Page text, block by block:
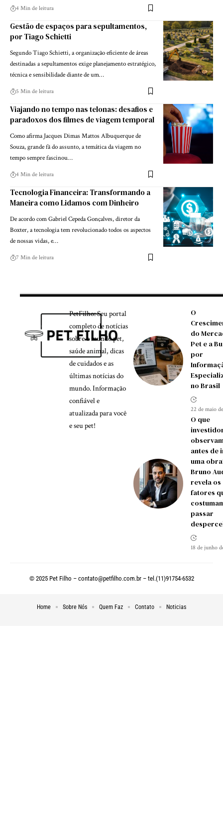
4 Min de leitura
Gestão de espaços para sepultamentos,
por Tiago Schietti
Segundo Tiago Schietti, a organização eficiente de áreas
destinadas a sepultamentos exige planejamento estratégico,
técnica e sensibilidade diante de um…
5 Min de leitura
Viajando no tempo nas telonas: desafios e
paradoxos dos filmes de viagem temporal
Como afirma Jacques Dimas Mattos Albuquerque de
Souza, grande fã do assunto, a temática da viagem no
tempo sempre fascinou…
4 Min de leitura
Tecnologia Financeira: Transformando a
Maneira como Lidamos com Dinheiro
De acordo com Gabriel Cepeda Gonçalves, diretor da
Boxter, a tecnologia tem revolucionado todos os aspectos
de nossas vidas, e…
7 Min de leitura
PetFilho: Seu portal
completo de notícias
sobre o mundo pet,
saúde animal, dicas
de cuidados e as
últimas notícias do
mundo. Informação
confiável e
atualizada para você
e seu pet!
O
do
Pet e a
por
no Brasil
22 de maio
O que
antes de
uma
Bruno
revela os
fatores
passar
18 de junho
© 2025 Pet Filho – contato@petfilho.com.br– tel.(11)91754-6532
Home Sobre Nós Quem Faz Contato Noticias